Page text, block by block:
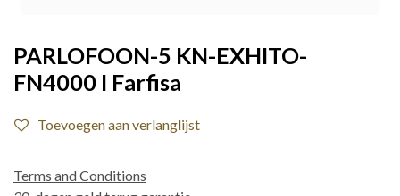
PARLOFOON-5 KN-EXHITO-
FN4000 I Farfisa
Toevoegen aan verlanglijst
Terms and Conditions